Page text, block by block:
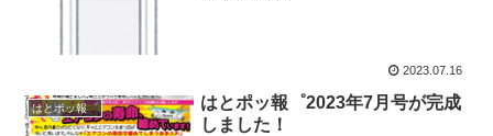
2023.07.16
はとポッ報゜
はとポッ報゜2023年7月号が完成
しました！